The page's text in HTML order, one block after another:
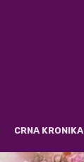
CRNA KRONIKA